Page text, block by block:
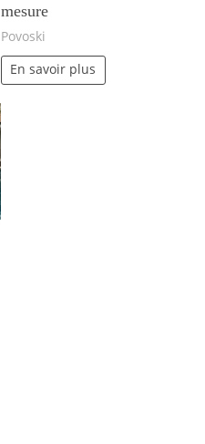
mesure
Povoski
En savoir plus